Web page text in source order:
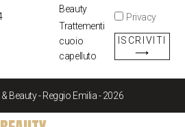
Beauty
Trattementi
cuoio
capelluto
Privacy
ISCRIVITI
⟶
Beauty - Reggio Emilia - 2026